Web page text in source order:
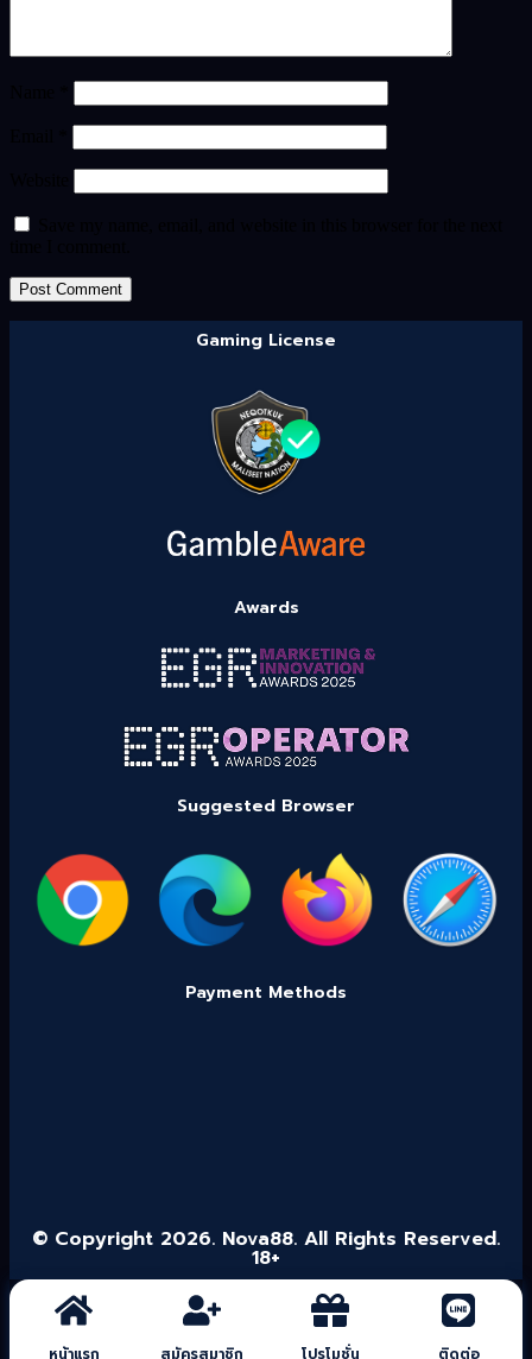
Gaming License
Awards
Suggested Browser
Payment Methods
© Copyright 2026. Nova88. All Rights Reserved.
18+
หน้าแรก สมัครสมาชิก โปรโมชั่น ติดต่อ